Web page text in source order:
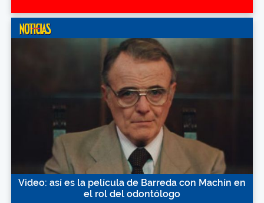
Video: así es la película de Barreda con Machín en
el rol del odontólogo